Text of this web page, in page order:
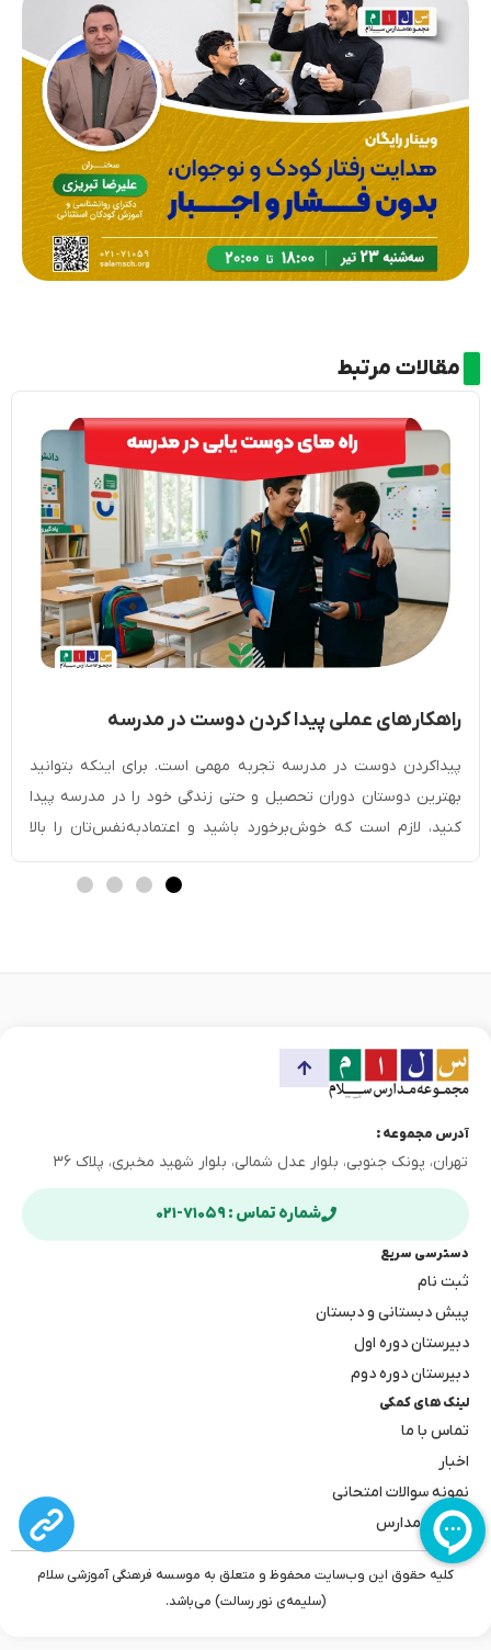
مقالات مرتبط
راهکار‎های عملی پیدا کردن دوست در مدرسه
[مخصوص دانش آموزان]
پیداکردن دوست در مدرسه تجربه مهمی است. برای اینکه بتوانید
بهترین دوستان دوران تحصیل و حتی زندگی خود را در مدرسه پیدا
کنید، لازم است که خوش‌برخورد باشید و اعتمادبه‌نفس‌تان را بالا
ببرید. با صحبت‌کردن با دیگران، لبخند‌زدن و داشتن چهره‌ای گشاده
می‌توانید به‌راحتی دوست پیدا کنید. شرکت در فعالیت‌های گروهی یا
آدرس مجموعه :
تهران، پونک جنوبی، بلوار عدل شمالی، بلوار شهید مخبری، پلاک ۳۶
شماره تماس : ۷۱۰۵۹-۰۲۱
دسترسی سریع
ثبت نام
پیش دبستانی و دبستان
دبیرستان دوره اول
دبیرستان دوره دوم
لینک های کمکی
تماس با ما
اخبار
نمونه سوالات امتحانی
بهترین مدارس
کلیه حقوق این وب‌سایت محفوظ و متعلق به موسسه فرهنگی آموزشی سلام
(سلیمه‌ی نور رسالت) می‌باشد.